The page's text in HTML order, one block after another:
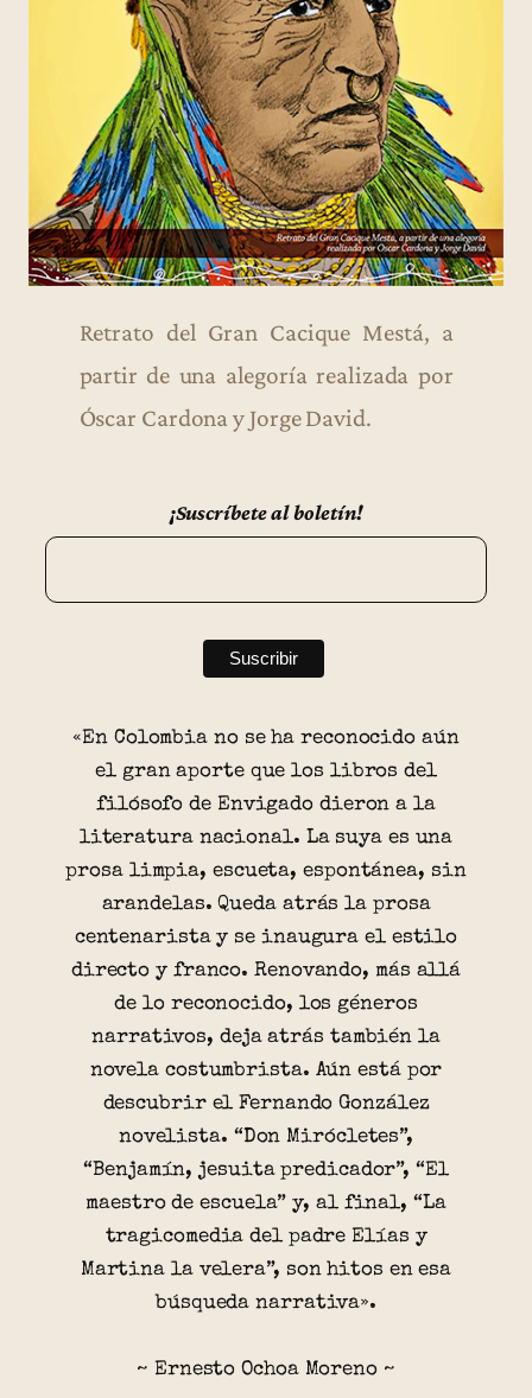
Retrato del Gran Cacique Mestá, a
partir de una alegoría realizada por
Óscar Cardona y Jorge David.
¡Suscríbete al boletín!
«En Colombia no se ha reconocido aún
el gran aporte que los libros del
filósofo de Envigado dieron a la
literatura nacional. La suya es una
prosa limpia, escueta, espontánea, sin
arandelas. Queda atrás la prosa
centenarista y se inaugura el estilo
directo y franco. Renovando, más allá
de lo reconocido, los géneros
narrativos, deja atrás también la
novela costumbrista. Aún está por
descubrir el Fernando González
novelista. “Don Mirócletes”,
“Benjamín, jesuita predicador”, “El
maestro de escuela” y, al final, “La
tragicomedia del padre Elías y
Martina la velera”, son hitos en esa
búsqueda narrativa».
~ Ernesto Ochoa Moreno ~